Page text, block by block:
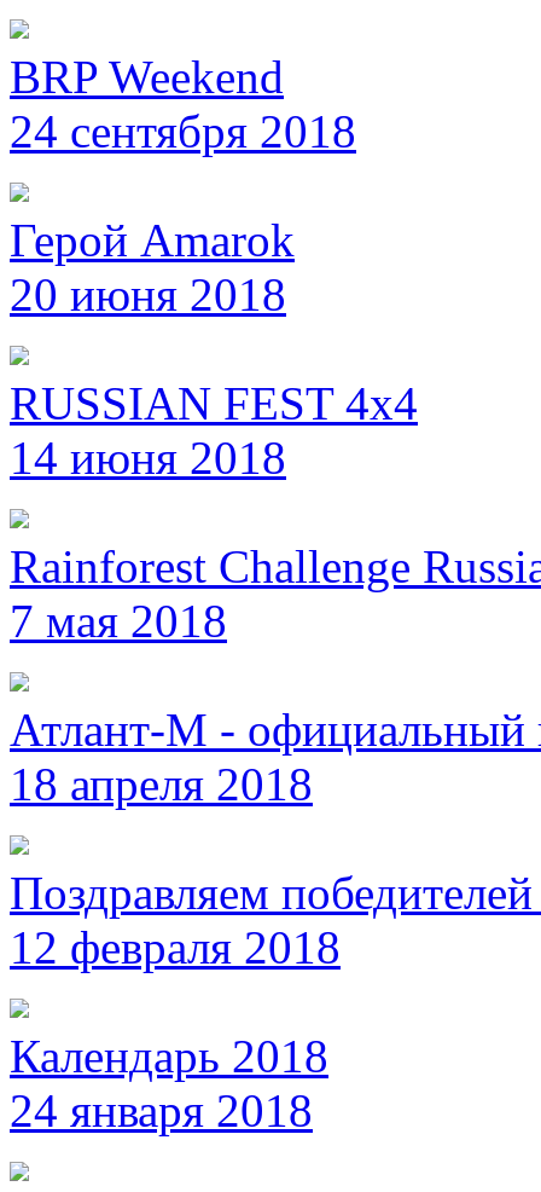
BRP Weekend
24 сентября 2018
Герой Amarok
20 июня 2018
RUSSIAN FEST 4x4
14 июня 2018
Rainforest Challenge
7 мая 2018
Атлант-М - официальный
18 апреля 2018
Поздравляем
12 февраля 2018
Календарь 2018
24 января 2018